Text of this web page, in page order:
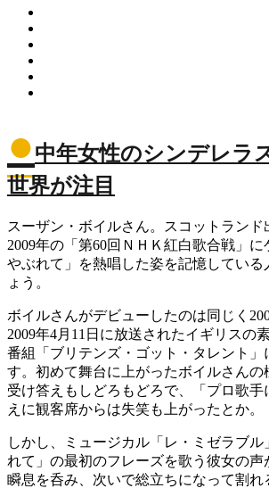
●中年女性のシンデレラ
世界が注目
スーザン・ボイルさん。スコットランド
2009年の「第60回ＮＨＫ紅白歌合戦」
やぶれて」を熱唱した姿を記憶している
ょう。
ボイルさんがデビューしたのは同じく
2009年4月11日に放送されたイギリスの
番組「ブリテンズ・ゴット・タレント」
す。初めて舞台に上がったボイルさんの
受け答えもしどろもどろで、「プロ歌
えに観客席からは失笑も上がったとか。
しかし、ミュージカル「レ・ミゼラブ
れて」の最初のフレーズを歌う彼女の声
瞬息を呑み、次いで総立ちになって割れ